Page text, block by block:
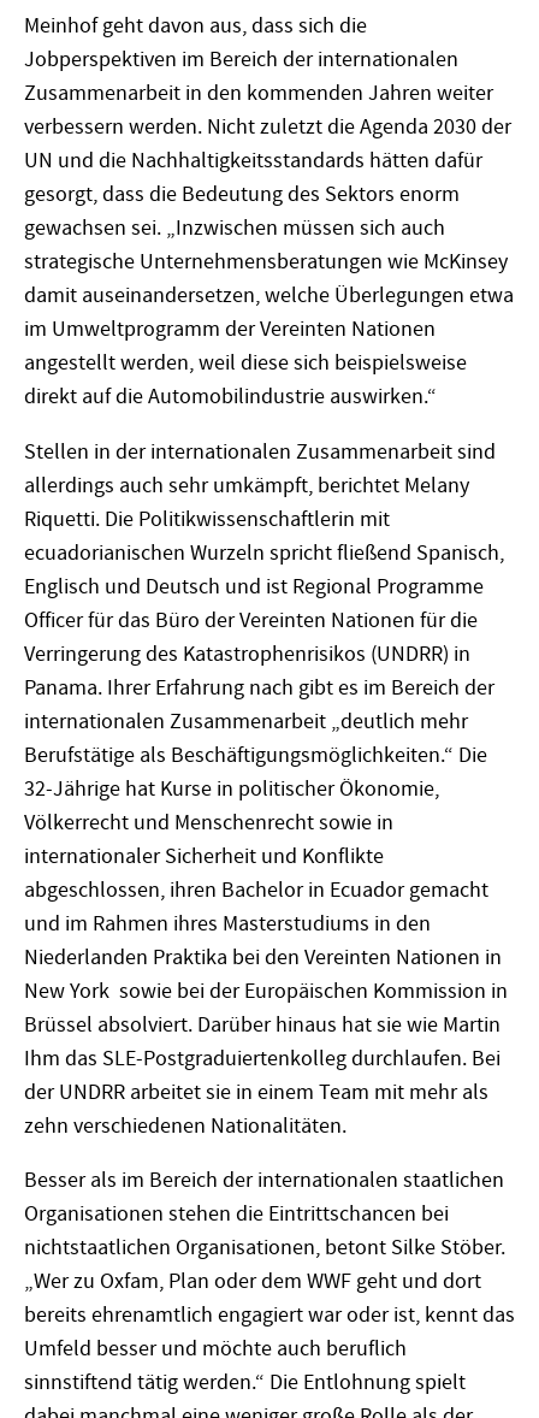
Meinhof geht davon aus, dass sich die
Jobperspektiven im Bereich der internationalen
Zusammenarbeit in den kommenden Jahren weiter
verbessern werden. Nicht zuletzt die Agenda 2030 der
UN und die Nachhaltigkeitsstandards hätten dafür
gesorgt, dass die Bedeutung des Sektors enorm
gewachsen sei. „Inzwischen müssen sich auch
strategische Unternehmensberatungen wie McKinsey
damit auseinandersetzen, welche Überlegungen etwa
im Umweltprogramm der Vereinten Nationen
angestellt werden, weil diese sich beispielsweise
direkt auf die Automobilindustrie auswirken.“
Stellen in der internationalen Zusammenarbeit sind
allerdings auch sehr umkämpft, berichtet Melany
Riquetti. Die Politikwissenschaftlerin mit
ecuadorianischen Wurzeln spricht fließend Spanisch,
Englisch und Deutsch und ist Regional Programme
Officer für das Büro der Vereinten Nationen für die
Verringerung des Katastrophenrisikos (UNDRR) in
Panama. Ihrer Erfahrung nach gibt es im Bereich der
internationalen Zusammenarbeit „deutlich mehr
Berufstätige als Beschäftigungsmöglichkeiten.“ Die
32-Jährige hat Kurse in politischer Ökonomie,
Völkerrecht und Menschenrecht sowie in
internationaler Sicherheit und Konflikte
abgeschlossen, ihren Bachelor in Ecuador gemacht
und im Rahmen ihres Masterstudiums in den
Niederlanden Praktika bei den Vereinten Nationen in
New York sowie bei der Europäischen Kommission in
Brüssel absolviert. Darüber hinaus hat sie wie Martin
Ihm das SLE-Postgraduiertenkolleg durchlaufen. Bei
der UNDRR arbeitet sie in einem Team mit mehr als
zehn verschiedenen Nationalitäten.
Besser als im Bereich der internationalen staatlichen
Organisationen stehen die Eintrittschancen bei
nichtstaatlichen Organisationen, betont Silke Stöber.
„Wer zu Oxfam, Plan oder dem WWF geht und dort
bereits ehrenamtlich engagiert war oder ist, kennt das
Umfeld besser und möchte auch beruflich
sinnstiftend tätig werden.“ Die Entlohnung spielt